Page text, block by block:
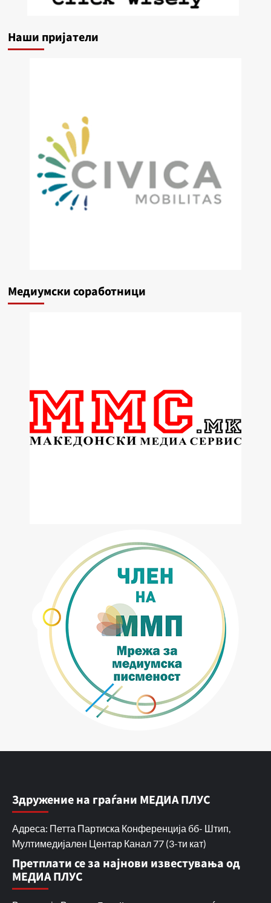
Наши пријатели
Медиумски соработници
Здружение на граѓани МЕДИА ПЛУС
Адреса: Петта Партиска Конференција бб- Штип,
Мултимедијален Центар Канал 77 (3-ти кат)
Претплати се за најнови известувања од
МЕДИА ПЛУС